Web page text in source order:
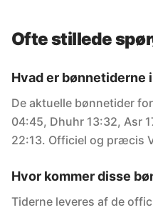
Ofte stillede
Hvad er bønnetiderne
De aktuelle bønnetider
04:45, Dhuhr 13:32, Asr
22:13. Officiel og præcis
Hvor kommer disse
Tiderne leveres af de